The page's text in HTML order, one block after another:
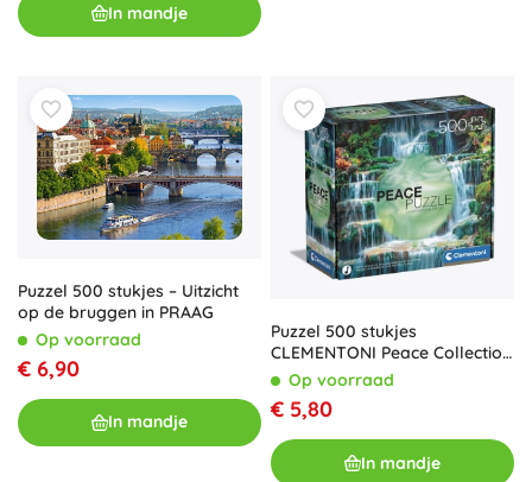
In mandje
Puzzel 500 stukjes – Uitzicht
op de bruggen in PRAAG
Op voorraad
€ 6,90
In mandje
Puzzel 500 stukjes
CLEMENTONI Peace Collection
– Waterval The Flow
Op voorraad
€ 5,80
In mandje